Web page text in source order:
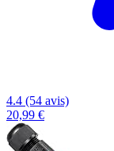
4.4 (54 avis)
20,99 €